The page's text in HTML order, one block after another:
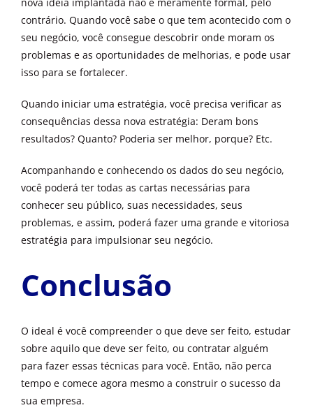
nova ideia implantada não é meramente formal, pelo
contrário. Quando você sabe o que tem acontecido com o
seu negócio, você consegue descobrir onde moram os
problemas e as oportunidades de melhorias, e pode usar
isso para se fortalecer.
Quando iniciar uma estratégia, você precisa verificar as
consequências dessa nova estratégia: Deram bons
resultados? Quanto? Poderia ser melhor, porque? Etc.
Acompanhando e conhecendo os dados do seu negócio,
você poderá ter todas as cartas necessárias para
conhecer seu público, suas necessidades, seus
problemas, e assim, poderá fazer uma grande e vitoriosa
estratégia para impulsionar seu negócio.
Conclusão
O ideal é você compreender o que deve ser feito, estudar
sobre aquilo que deve ser feito, ou contratar alguém
para fazer essas técnicas para você. Então, não perca
tempo e comece agora mesmo a construir o sucesso da
sua empresa.